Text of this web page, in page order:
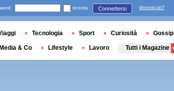
ricorda Connettersi dimenticati?
Tecnologia Sport Curiosità Gossip
Media & Co Lifestyle Lavoro Tutti i Magazine